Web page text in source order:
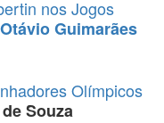
nos Jogos
Otávio Guimarães
Olímpicos
Souza